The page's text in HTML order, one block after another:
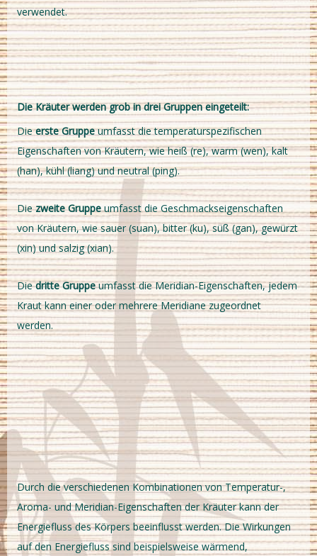
verwendet.
Die Kräuter werden grob in drei Gruppen eingeteilt:
Dieerste Gruppeumfasst die temperaturspezifischen
Eigenschaften von Kräutern, wie heiß (re), warm (wen), kalt
(han), kühl (liang) und neutral (ping).
Diezweite Gruppeumfasst die Geschmackseigenschaften
von Kräutern, wie sauer (suan), bitter (ku), süß (gan), gewürzt
(xin) und salzig (xian).
Diedritte Gruppeumfasst die Meridian-Eigenschaften, jedem
Kraut kann einer oder mehrere Meridiane zugeordnet
werden.
Durch die verschiedenen Kombinationen von Temperatur-,
Aroma- und Meridian-Eigenschaften der Kräuter kann der
Energiefluss des Körpers beeinflusst werden. Die Wirkungen
auf den Energiefluss sind beispielsweise wärmend,